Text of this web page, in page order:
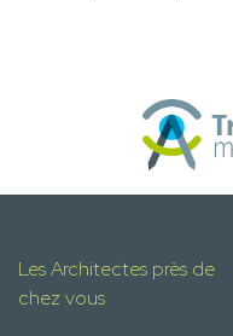
Les Architectes près de
chez vous